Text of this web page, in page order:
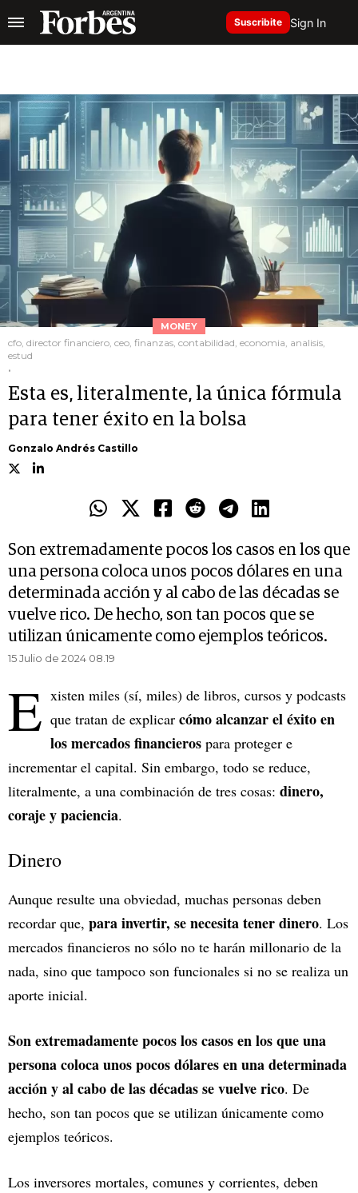
Suscribite Sign In
MONEY
cfo, director financiero, ceo, finanzas, contabilidad, economia, analisis,
estud
.
Esta es, literalmente, la única fórmula
para tener éxito en la bolsa
Gonzalo Andrés Castillo
Son extremadamente pocos los casos en los que
una persona coloca unos pocos dólares en una
determinada acción y al cabo de las décadas se
vuelve rico. De hecho, son tan pocos que se
utilizan únicamente como ejemplos teóricos.
15 Julio de 2024 08.19
E xisten miles (sí, miles) de libros, cursos y podcasts
que tratan de explicar cómo alcanzar el éxito en
los mercados financieros para proteger e
incrementar el capital. Sin embargo, todo se reduce,
literalmente, a una combinación de tres cosas: dinero,
coraje y paciencia.
Dinero
Aunque resulte una obviedad, muchas personas deben
recordar que, para invertir, se necesita tener dinero. Los
mercados financieros no sólo no te harán millonario de la
nada, sino que tampoco son funcionales si no se realiza un
aporte inicial.
Son extremadamente pocos los casos en los que una
persona coloca unos pocos dólares en una determinada
acción y al cabo de las décadas se vuelve rico. De
hecho, son tan pocos que se utilizan únicamente como
ejemplos teóricos.
Los inversores mortales, comunes y corrientes, deben